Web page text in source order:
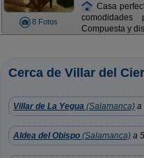
8 Fotos
Casa
Compuesta y
Cerca de Villar del
Villar de La Yegua (Salamanca) a
Aldea del Obispo (Salamanca) a